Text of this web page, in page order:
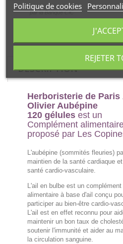
par la Banque CIC
DESCRIPTION
Herboristerie de Paris
Olivier Aubépine
120 gélules est un
Complément
proposé par Les
L'aubépine (sommités fleuries)
maintien de la santé cardiaque
santé cardio-vasculaire.
L'ail en bulbe est un complément
alimentaire à base d'ail conçu
participer au bien-être cardio-
L'ail est en effet reconnu pour
maintenir un bon taux de
soutenir l'immunité et aider au
la circulation sanguine.
Politique de cookies
REJETER